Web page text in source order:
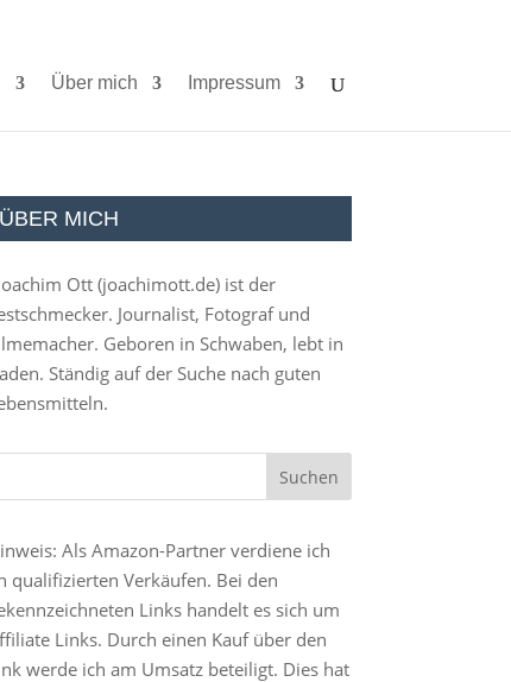
Über mich Impressum
ÜBER MICH
Ott (joachimott.de) ist der
Journalist, Fotograf und
Geboren in Schwaben, lebt in
Ständig auf der Suche nach guten
Als Amazon-Partner verdiene ich
qualifizierten Verkäufen. Bei den
Links handelt es sich um
Links. Durch einen Kauf über den
werde ich am Umsatz beteiligt. Dies hat